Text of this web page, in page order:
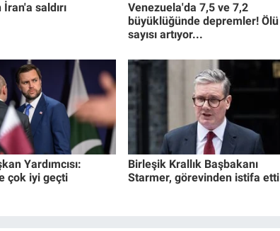
saldırı
Venezuela'da 7,5 ve 7,2
büyüklüğünde depremler! Ölü
sayısı artıyor...
Yardımcısı:
çok iyi geçti
Birleşik Krallık Başbakanı
Starmer, görevinden istifa etti